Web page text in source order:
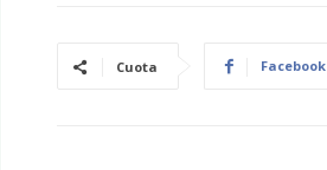
Cuota Facebook